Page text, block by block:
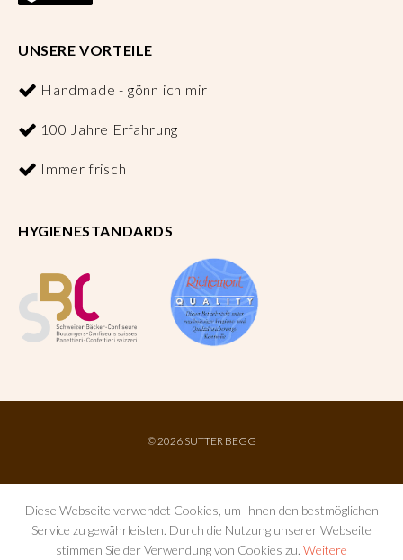
UNSERE VORTEILE
Handmade - gönn ich mir
100 Jahre Erfahrung
Immer frisch
HYGIENESTANDARDS
©2026 SUTTER BEGG
Diese Webseite verwendet Cookies, um Ihnen den bestmöglichen
Service zu gewährleisten. Durch die Nutzung unserer Webseite
stimmen Sie der Verwendung von Cookies zu. Weitere